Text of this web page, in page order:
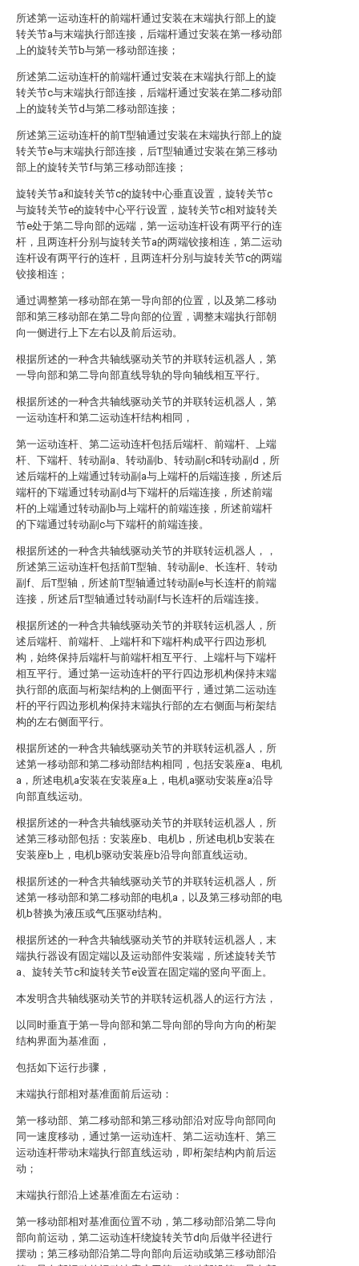
所述第一运动连杆的前端杆通过安装在末端执行部上的旋
转关节a与末端执行部连接，后端杆通过安装在第一移动部
上的旋转关节b与第一移动部连接；
所述第二运动连杆的前端杆通过安装在末端执行部上的旋
转关节c与末端执行部连接，后端杆通过安装在第二移动部
上的旋转关节d与第二移动部连接；
所述第三运动连杆的前T型轴通过安装在末端执行部上的旋
转关节e与末端执行部连接，后T型轴通过安装在第三移动
部上的旋转关节f与第三移动部连接；
旋转关节a和旋转关节c的旋转中心垂直设置，旋转关节c
与旋转关节e的旋转中心平行设置，旋转关节c相对旋转关
节e处于第二导向部的远端，第一运动连杆设有两平行的连
杆，且两连杆分别与旋转关节a的两端铰接相连，第二运动
连杆设有两平行的连杆，且两连杆分别与旋转关节c的两端
铰接相连；
通过调整第一移动部在第一导向部的位置，以及第二移动
部和第三移动部在第二导向部的位置，调整末端执行部朝
向一侧进行上下左右以及前后运动。
根据所述的一种含共轴线驱动关节的并联转运机器人，第
一导向部和第二导向部直线导轨的导向轴线相互平行。
根据所述的一种含共轴线驱动关节的并联转运机器人，第
一运动连杆和第二运动连杆结构相同，
第一运动连杆、第二运动连杆包括后端杆、前端杆、上端
杆、下端杆、转动副a、转动副b、转动副c和转动副d，所
述后端杆的上端通过转动副a与上端杆的后端连接，所述后
端杆的下端通过转动副d与下端杆的后端连接，所述前端
杆的上端通过转动副b与上端杆的前端连接，所述前端杆
的下端通过转动副c与下端杆的前端连接。
根据所述的一种含共轴线驱动关节的并联转运机器人，，
所述第三运动连杆包括前T型轴、转动副e、长连杆、转动
副f、后T型轴，所述前T型轴通过转动副e与长连杆的前端
连接，所述后T型轴通过转动副f与长连杆的后端连接。
根据所述的一种含共轴线驱动关节的并联转运机器人，所
述后端杆、前端杆、上端杆和下端杆构成平行四边形机
构，始终保持后端杆与前端杆相互平行、上端杆与下端杆
相互平行。通过第一运动连杆的平行四边形机构保持末端
执行部的底面与桁架结构的上侧面平行，通过第二运动连
杆的平行四边形机构保持末端执行部的左右侧面与桁架结
构的左右侧面平行。
根据所述的一种含共轴线驱动关节的并联转运机器人，所
述第一移动部和第二移动部结构相同，包括安装座a、电机
a，所述电机a安装在安装座a上，电机a驱动安装座a沿导
向部直线运动。
根据所述的一种含共轴线驱动关节的并联转运机器人，所
述第三移动部包括：安装座b、电机b，所述电机b安装在
安装座b上，电机b驱动安装座b沿导向部直线运动。
根据所述的一种含共轴线驱动关节的并联转运机器人，所
述第一移动部和第二移动部的电机a，以及第三移动部的电
机b替换为液压或气压驱动结构。
根据所述的一种含共轴线驱动关节的并联转运机器人，末
端执行器设有固定端以及运动部件安装端，所述旋转关节
a、旋转关节c和旋转关节e设置在固定端的竖向平面上。
本发明含共轴线驱动关节的并联转运机器人的运行方法，
以同时垂直于第一导向部和第二导向部的导向方向的桁架
结构界面为基准面，
包括如下运行步骤，
末端执行部相对基准面前后运动：
第一移动部、第二移动部和第三移动部沿对应导向部同向
同一速度移动，通过第一运动连杆、第二运动连杆、第三
运动连杆带动末端执行部直线运动，即桁架结构内前后运
动；
末端执行部沿上述基准面左右运动：
第一移动部相对基准面位置不动，第二移动部沿第二导向
部向前运动，第二运动连杆绕旋转关节d向后做半径进行
摆动；第三移动部沿第二导向部向后运动或第三移动部沿